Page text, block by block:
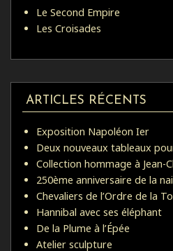
Le Second Empire
Les Croisades
ARTICLES RÉCENTS
Exposition Napoléon Ier
Deux nouveaux tableaux
Collection hommage à Jean-
250ème anniversaire de la
Chevaliers de l’Ordre de la
Hannibal avec ses éléphant
De la Plume à l’Épée
Atelier sculpture